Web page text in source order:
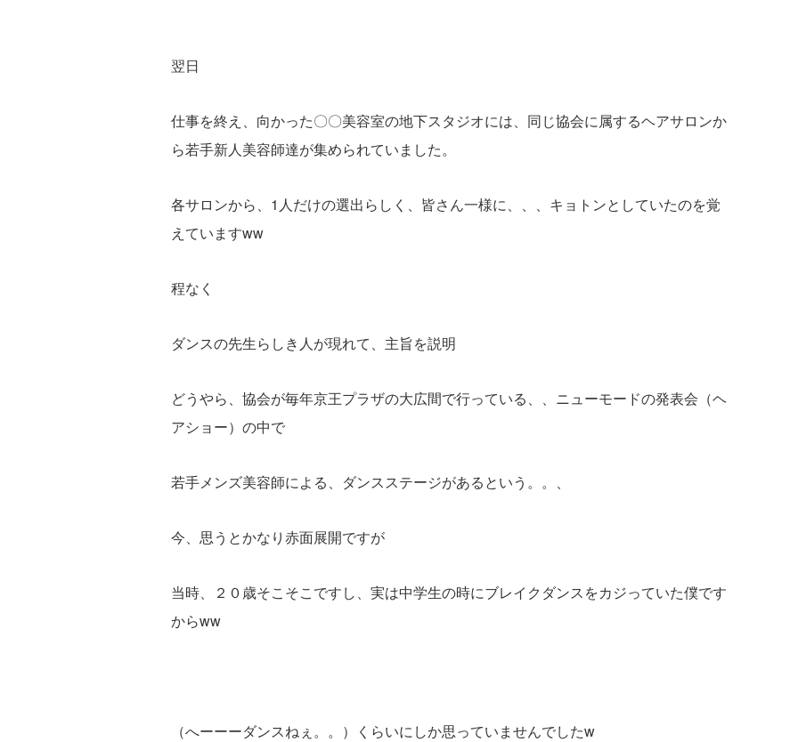
翌日
仕事を終え、向かった〇〇美容室の地下スタジオには、同じ協会に属するヘアサロンか
ら若手新人美容師達が集められていました。
各サロンから、1人だけの選出らしく、皆さん一様に、、、キョトンとしていたのを覚
えていますww
程なく
ダンスの先生らしき人が現れて、主旨を説明
どうやら、協会が毎年京王プラザの大広間で行っている、、ニューモードの発表会（ヘ
アショー）の中で
若手メンズ美容師による、ダンスステージがあるという。。、
今、思うとかなり赤面展開ですが
当時、２０歳そこそこですし、実は中学生の時にブレイクダンスをカジっていた僕です
からww
（へーーーダンスねぇ。。）くらいにしか思っていませんでしたw